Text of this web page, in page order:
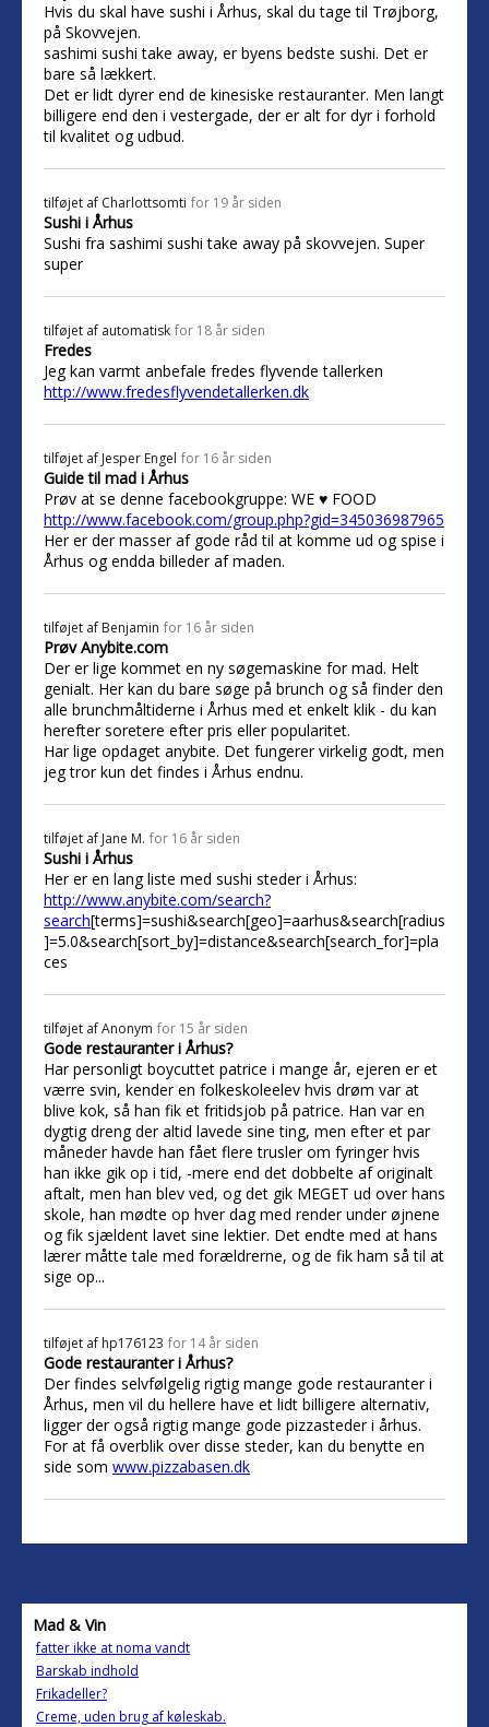
Hvis du skal have sushi i Århus, skal du tage til Trøjborg,
på Skovvejen.
sashimi sushi take away, er byens bedste sushi. Det er
bare så lækkert.
Det er lidt dyrer end de kinesiske restauranter. Men langt
billigere end den i vestergade, der er alt for dyr i forhold
til kvalitet og udbud.
tilføjet af Charlottsomti for 19 år siden
Sushi i Århus
Sushi fra sashimi sushi take away på skovvejen. Super
super
tilføjet af automatisk for 18 år siden
Fredes
Jeg kan varmt anbefale fredes flyvende tallerken
http://www.fredesflyvendetallerken.dk
tilføjet af Jesper Engel for 16 år siden
Guide til mad i Århus
Prøv at se denne facebookgruppe: WE ♥ FOOD
http://www.facebook.com/group.php?gid=345036987965
Her er der masser af gode råd til at komme ud og spise i
Århus og endda billeder af maden.
tilføjet af Benjamin for 16 år siden
Prøv Anybite.com
Der er lige kommet en ny søgemaskine for mad. Helt
genialt. Her kan du bare søge på brunch og så finder den
alle brunchmåltiderne i Århus med et enkelt klik - du kan
herefter soretere efter pris eller popularitet.
Har lige opdaget anybite. Det fungerer virkelig godt, men
jeg tror kun det findes i Århus endnu.
tilføjet af Jane M. for 16 år siden
Sushi i Århus
Her er en lang liste med sushi steder i Århus:
http://www.anybite.com/search?
search[terms]=sushi&search[geo]=aarhus&search[radius
]=5.0&search[sort_by]=distance&search[search_for]=pla
ces
tilføjet afAnonym for 15 år siden
Gode restauranter i Århus?
Har personligt boycuttet patrice i mange år, ejeren er et
værre svin, kender en folkeskoleelev hvis drøm var at
blive kok, så han fik et fritidsjob på patrice. Han var en
dygtig dreng der altid lavede sine ting, men efter et par
måneder havde han fået flere trusler om fyringer hvis
han ikke gik op i tid, -mere end det dobbelte af originalt
aftalt, men han blev ved, og det gik MEGET ud over hans
skole, han mødte op hver dag med render under øjnene
og fik sjældent lavet sine lektier. Det endte med at hans
lærer måtte tale med forældrerne, og de fik ham så til at
sige op...
tilføjet af hp176123 for 14 år siden
Gode restauranter i Århus?
Der findes selvfølgelig rigtig mange gode restauranter i
Århus, men vil du hellere have et lidt billigere alternativ,
ligger der også rigtig mange gode pizzasteder i århus.
For at få overblik over disse steder, kan du benytte en
side som www.pizzabasen.dk
Mad & Vin
fatter ikke at noma vandt
Barskab indhold
Frikadeller?
Creme, uden brug af køleskab.